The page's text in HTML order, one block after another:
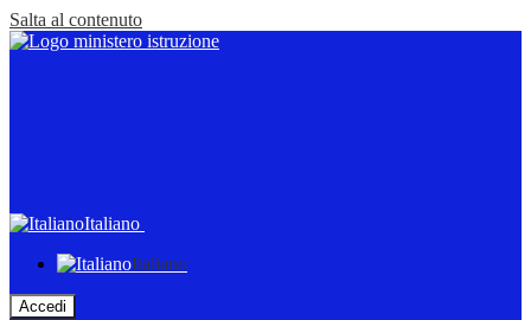
Salta al contenuto
Italiano
Italiano
Accedi